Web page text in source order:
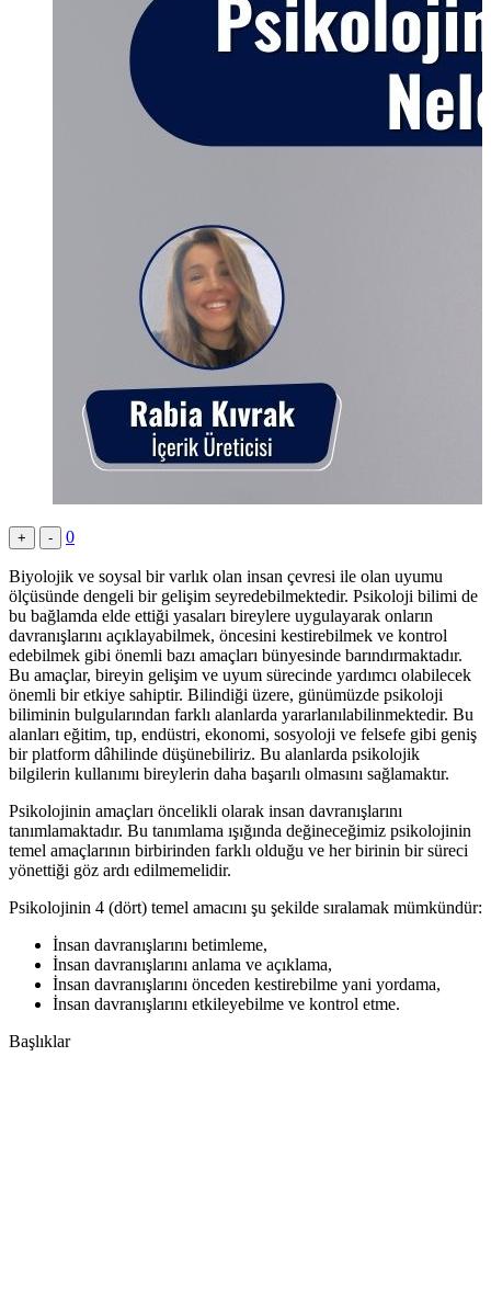
+ - 0
Biyolojik ve soysal bir varlık olan insan çevresi ile olan uyumu
ölçüsünde dengeli bir gelişim seyredebilmektedir. Psikoloji bilimi de
bu bağlamda elde ettiği yasaları bireylere uygulayarak onların
davranışlarını açıklayabilmek, öncesini kestirebilmek ve kontrol
edebilmek gibi önemli bazı amaçları bünyesinde barındırmaktadır.
Bu amaçlar, bireyin gelişim ve uyum sürecinde yardımcı olabilecek
önemli bir etkiye sahiptir. Bilindiği üzere, günümüzde psikoloji
biliminin bulgularından farklı alanlarda yararlanılabilinmektedir. Bu
alanları eğitim, tıp, endüstri, ekonomi, sosyoloji ve felsefe gibi geniş
bir platform dâhilinde düşünebiliriz. Bu alanlarda psikolojik
bilgilerin kullanımı bireylerin daha başarılı olmasını sağlamaktır.
Psikolojinin amaçları öncelikli olarak insan davranışlarını
tanımlamaktadır. Bu tanımlama ışığında değineceğimiz psikolojinin
temel amaçlarının birbirinden farklı olduğu ve her birinin bir süreci
yönettiği göz ardı edilmemelidir.
Psikolojinin 4 (dört) temel amacını şu şekilde sıralamak mümkündür:
İnsan davranışlarını betimleme,
İnsan davranışlarını anlama ve açıklama,
İnsan davranışlarını önceden kestirebilme yani yordama,
İnsan davranışlarını etkileyebilme ve kontrol etme.
Başlıklar